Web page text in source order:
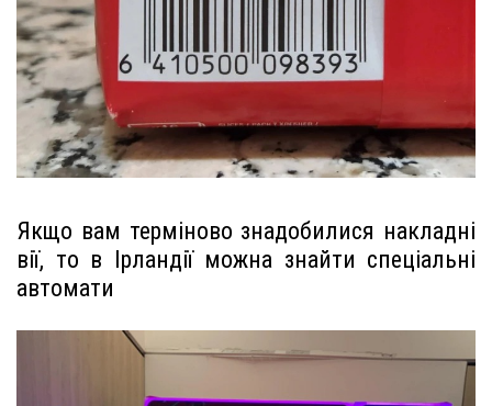
Якщо вам терміново знадобилися накладні
вії, то в Ірландії можна знайти спеціальні
автомати